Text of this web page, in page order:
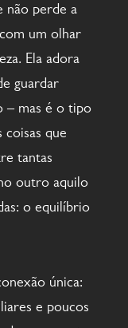
não perde a
um olhar
Ela adora
guardar
– mas é o tipo
coisas que
tantas
outro aquilo
o equilíbrio
única:
e poucos